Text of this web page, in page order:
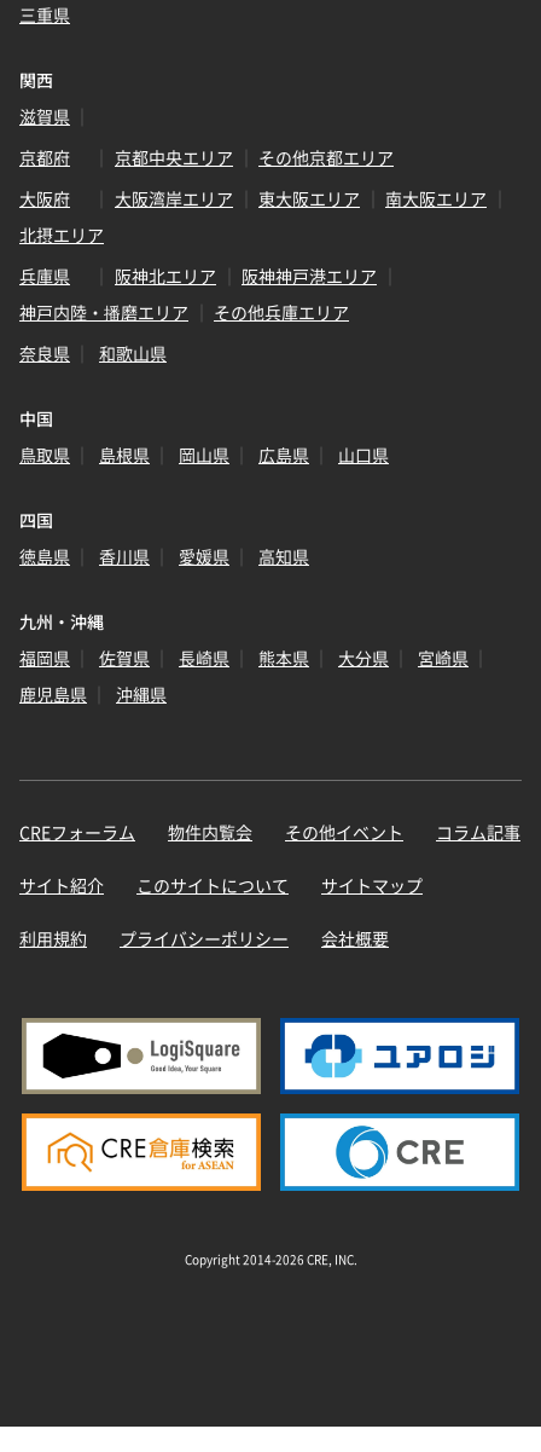
三重県
関西
滋賀県
京都府
京都中央エリア
その他京都エリア
大阪府
大阪湾岸エリア 東大阪エリア
南大阪エリア
北摂エリア
兵庫県
阪神北エリア
阪神神戸港エリア
神戸内陸・播磨エリア
その他兵庫エリア
奈良県
和歌山県
中国
鳥取県
島根県 岡山県 広島県 山口県
四国
徳島県
香川県 愛媛県 高知県
九州・沖縄
福岡県
佐賀県 長崎県 熊本県 大分県
宮崎県
鹿児島県
沖縄県
CREフォーラム 物件内覧会 その他イベント コラム記事
サイト紹介 このサイトについて サイトマップ
利用規約 プライバシーポリシー 会社概要
Copyright 2014-2026 CRE, INC.